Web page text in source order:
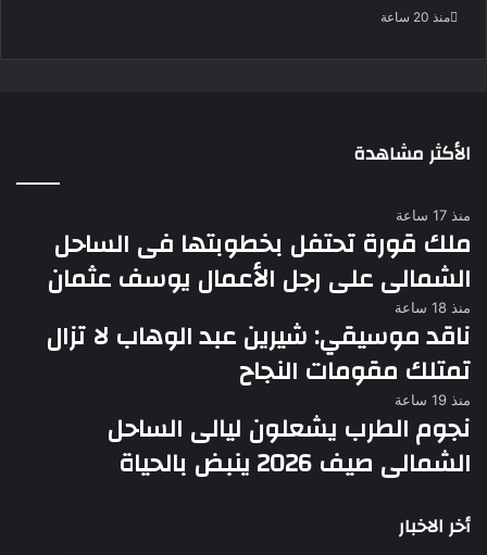
منذ 20 ساعة
الأكثر مشاهدة
منذ 17 ساعة
ملك قورة تحتفل بخطوبتها فى الساحل
الشمالى على رجل الأعمال يوسف عثمان
منذ 18 ساعة
ناقد موسيقي: شيرين عبد الوهاب لا تزال
تمتلك مقومات النجاح
منذ 19 ساعة
نجوم الطرب يشعلون ليالى الساحل
الشمالى صيف 2026 ينبض بالحياة
أخر الاخبار